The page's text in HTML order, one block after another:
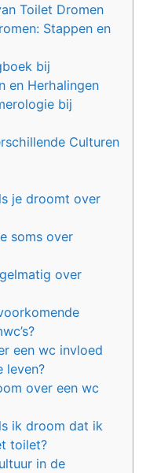
Toilet Dromen
Stappen en
bij
en Herhalingen
bij
Culturen
je droomt over
soms over
over
een wc invloed
leven?
over een wc
ik droom dat ik
toilet?
in de